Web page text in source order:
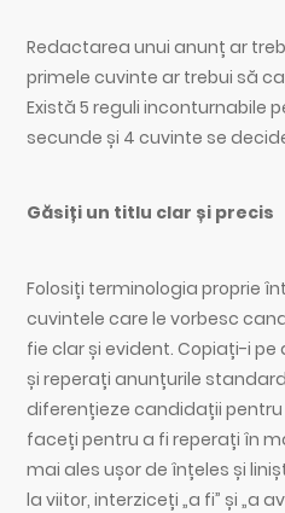
Redactarea unui anunț ar
primele cuvinte ar trebui să
Există 5 reguli inconturnabile
secunde și 4 cuvinte se
Găsiți un titlu clar și precis
Folosiți terminologia proprie
cuvintele care le vorbesc
fie clar și evident. Copiați-i pe
și reperați anunțurile
diferențieze candidații pentru
faceți pentru a fi reperați în
mai ales ușor de înțeles și
la viitor, interziceți „a fi” și „a